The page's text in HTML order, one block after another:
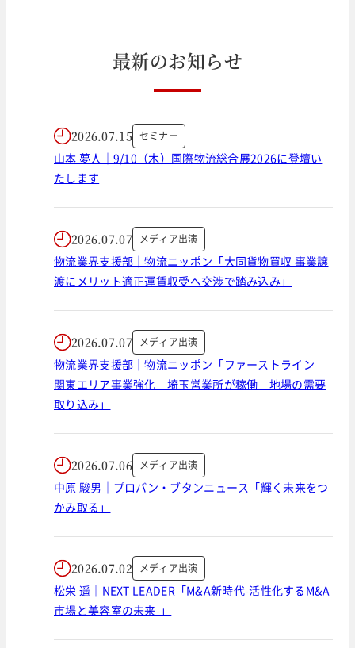
最新のお知らせ
2026.07.15 セミナー
山本 夢人｜9/10（木）国際物流総合展2026に登壇い
たします
2026.07.07 メディア出演
物流業界支援部｜物流ニッポン「大同貨物買収 事業譲
渡にメリット適正運賃収受へ交渉で踏み込み」
2026.07.07 メディア出演
物流業界支援部｜物流ニッポン「ファーストライン
関東エリア事業強化 埼玉営業所が稼働 地場の需要
取り込み」
2026.07.06 メディア出演
中原 駿男｜プロパン・ブタンニュース「輝く未来をつ
かみ取る」
2026.07.02 メディア出演
松栄 遥｜NEXT LEADER「M&A新時代-活性化するM&A
市場と美容室の未来-」